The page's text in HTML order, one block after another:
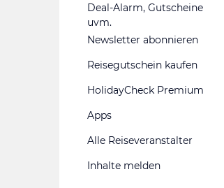
Deal-Alarm, Gutscheine
uvm.
Newsletter abonnieren
Reisegutschein kaufen
HolidayCheck Premium
Apps
Alle Reiseveranstalter
Inhalte melden